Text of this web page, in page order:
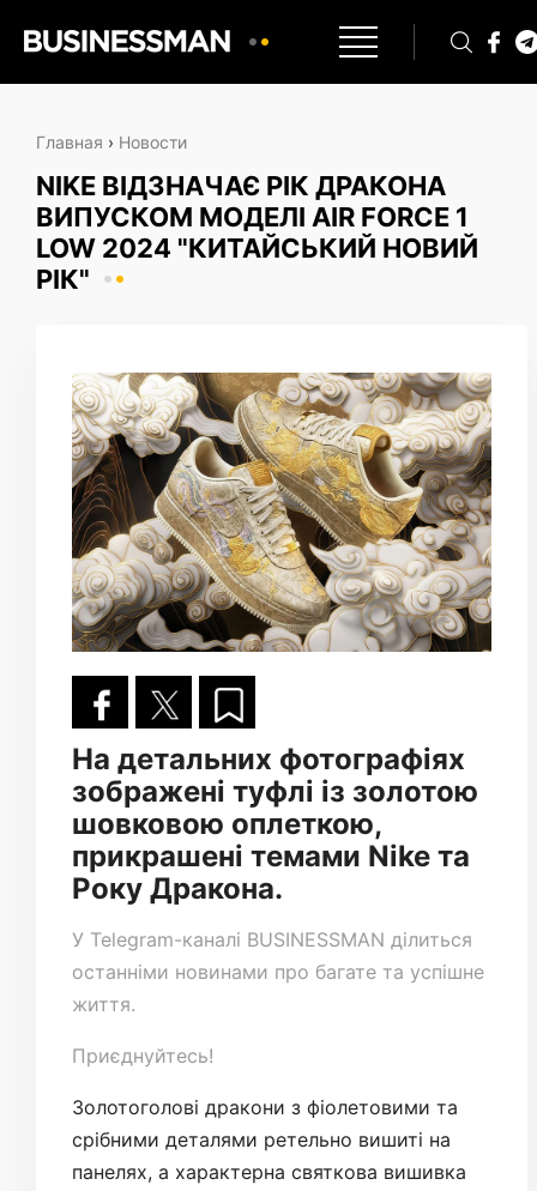
Главная › Новости
NIKE ВІДЗНАЧАЄ РІК ДРАКОНА
ВИПУСКОМ МОДЕЛІ AIR FORCE 1
LOW 2024 "КИТАЙСЬКИЙ НОВИЙ
РІК"
На детальних фотографіях
зображені туфлі із золотою
шовковою оплеткою,
прикрашені темами Nike та
Року Дракона.
У Telegram-каналі BUSINESSMAN ділиться
останніми новинами про багате та успішне
життя.
Приєднуйтесь!
Золотоголові дракони з фіолетовими та
срібними деталями ретельно вишиті на
панелях, а характерна святкова вишивка